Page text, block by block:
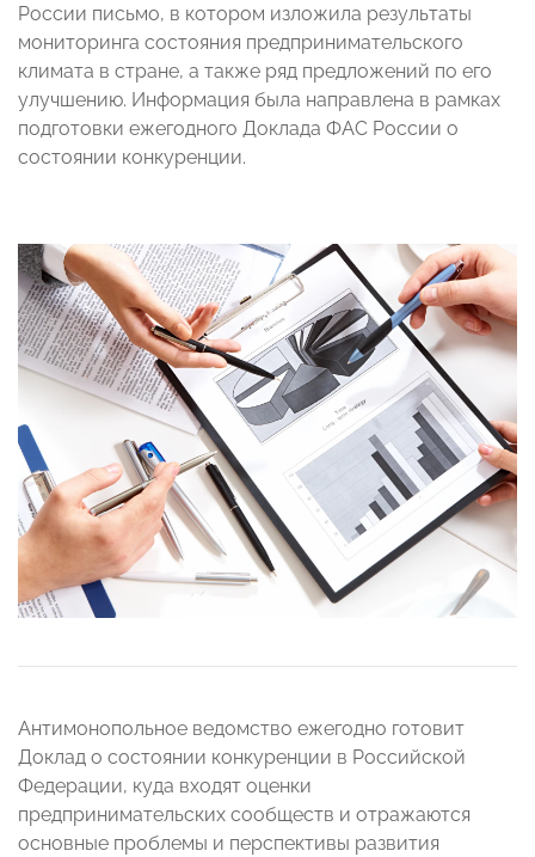
России письмо, в котором изложила результаты
мониторинга состояния предпринимательского
климата в стране, а также ряд предложений по его
улучшению. Информация была направлена в рамках
подготовки ежегодного Доклада ФАС России о
состоянии конкуренции.
Антимонопольное ведомство ежегодно готовит
Доклад о состоянии конкуренции в Российской
Федерации, куда входят оценки
предпринимательских сообществ и отражаются
основные проблемы и перспективы развития